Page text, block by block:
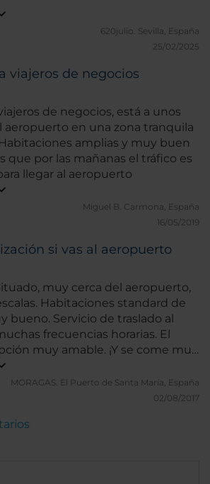
620julio. Sevilla, España
25/02/2025
viajeros de negocios
de negocios, está a unos
aeropuerto en una zona tranquila
amplias y muy buen
que por las mañanas el tráfico es
llegar al aeropuerto
Miguel B. Carmona, España
16/05/2019
si vas al aeropuerto
muy cerca del aeropuerto,
Habitaciones standard de
bueno. Servicio de traslado al
frecuencias horarias. El
muy amable. ¡Y se come muy
MORAGAS. El Puerto de Santa María, España
02/08/2017